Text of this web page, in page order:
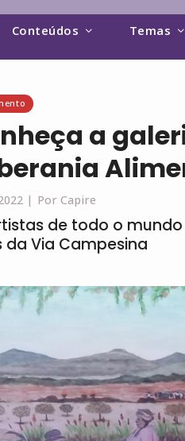
Conteúdos Temas
a
| Por Capire
de todo o
da Via Campesina